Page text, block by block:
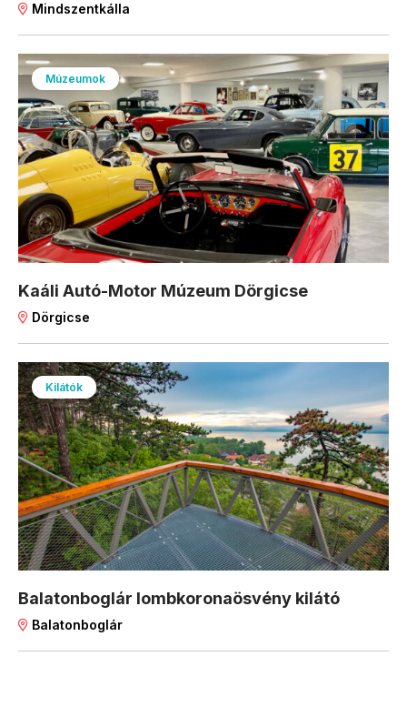
Mindszentkálla
Múzeumok
Kaáli Autó-Motor Múzeum Dörgicse
Dörgicse
Kilátók
Balatonboglár lombkoronaösvény kilátó
Balatonboglár